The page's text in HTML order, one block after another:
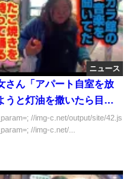
ニュース
さん「アパート自室を放
うと灯油を撒いたら目が
ったので助けて！」
//img-c.net/output/site/42.js
//img-c.net/...